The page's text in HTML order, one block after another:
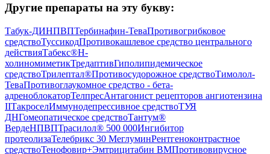
Другие препараты на эту букву:
Табук-ДИНПВПТербинафин-ТеваПротивогрибковое
средствоТуссикодПротивокашлевое средство центрального
действияТабекс®Н-
холиномиметикТредаптивГиполипидемическое
средствоТрилептал®Противосудорожное средствоТимолол-
ТеваПротивоглаукомное средство - бета-
адреноблокаторТелпресАнтагонист рецепторов ангиотензина
IIТакроселИммунодепрессивное средствоТУЯ
ДНГомеопатическое средствоТантум®
ВердеНПВПТрасилол® 500 000Ингибитор
протеолизаТелебрикс 30 МеглуминРентгеноконтрастное
средствоТенофовир+Эмтрицитабин ВМПротивовирусное